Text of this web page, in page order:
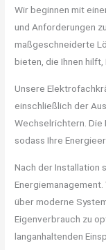
Wir beginnen mit
und Anforderungen
maßgeschneiderte
bieten, die Ihnen
Unsere
einschließlich der
Wechselrichtern.
sodass Ihre
Nach der Installation
über moderne
Eigenverbrauch zu
langanhaltenden